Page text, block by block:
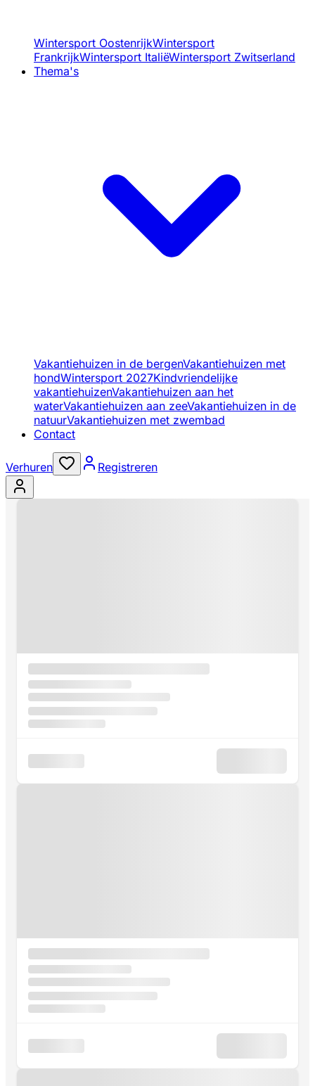
Wintersport OostenrijkWintersport
FrankrijkWintersport ItaliëWintersport Zwitserland
Thema's
Vakantiehuizen in de bergenVakantiehuizen met
hondWintersport 2027Kindvriendelijke
vakantiehuizenVakantiehuizen aan het
waterVakantiehuizen aan zeeVakantiehuizen in de
natuurVakantiehuizen met zwembad
Contact
Verhuren Registreren